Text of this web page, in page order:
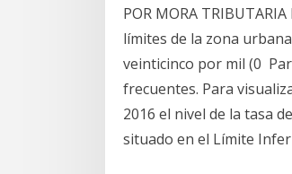
POR MORA
límites de la zona
veinticinco por mil (0
frecuentes. Para
2016 el nivel de la tasa
situado en el Límite